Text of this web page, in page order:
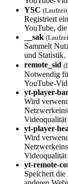
YSC
Registriert
YouTube,
__sak
Sammelt
und Statistik.
remote_sid
Notwendig
YouTube-
yt-player-
Wird
yt-player-
Wird
yt-remote-
Speichert